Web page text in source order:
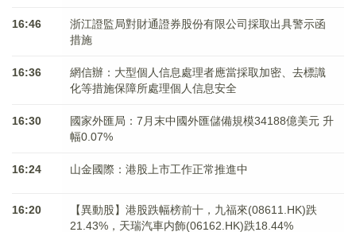
16:46
浙江證監局對財通證券股份有限公司採取出具警示函
措施
16:36
網信辦：大型個人信息處理者應當採取加密、去標識
化等措施保障所處理個人信息安全
16:30
國家外匯局：7月末中國外匯儲備規模34188億美元 升
幅0.07%
16:24 山金國際：港股上市工作正常推進中
16:20
【異動股】港股跌幅榜前十，九福來(08611.HK)跌
21.43%，天瑞汽車内飾(06162.HK)跌18.44%